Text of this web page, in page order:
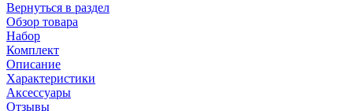
Вернуться в раздел
Обзор товара
Набор
Комплект
Описание
Характеристики
Аксессуары
Отзывы